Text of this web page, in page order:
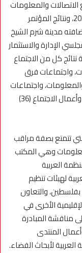
الاتصالات والمعلومات
في الوطن العربي، والأجندة الرقمية العربية 2030، ونتائج المؤتمر
مدينة شرم الشيخ
الإدارة والاستثمار
نتائج كل من الاجتماع
واجتماعات فرق
والمعلومات، واجتماعات
فرق العمل التابعة للجنة العربية الدائمة للبريد، وأعمال الاجتماع (36)
تتمتع بصفة مراقب
وهي المكتب
العربية
لهيئات تنظيم
بفلسطين، والتعاون
الأخرى في
مناقشة المبادرة
المنتدى
لأبحاث الفضاء.